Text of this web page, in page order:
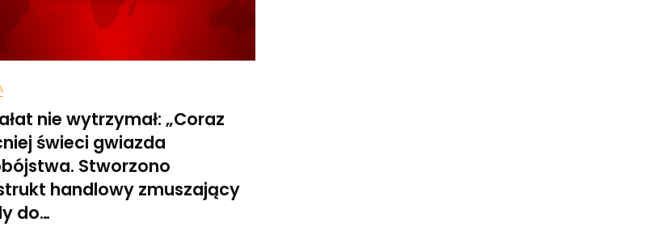
nie wytrzymał: „Coraz
świeci gwiazda
Stworzono
handlowy zmuszający
do…